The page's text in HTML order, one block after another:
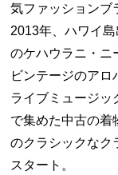
気ファッションブ
2013年、ハワイ
のケハウラニ・ニ
ビンテージのア
ライブミュージッ
で集めた中古の着
のクラシックなク
スタート。